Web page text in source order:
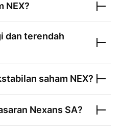
NEX?
dan terendah
saham NEX?
Nexans SA?